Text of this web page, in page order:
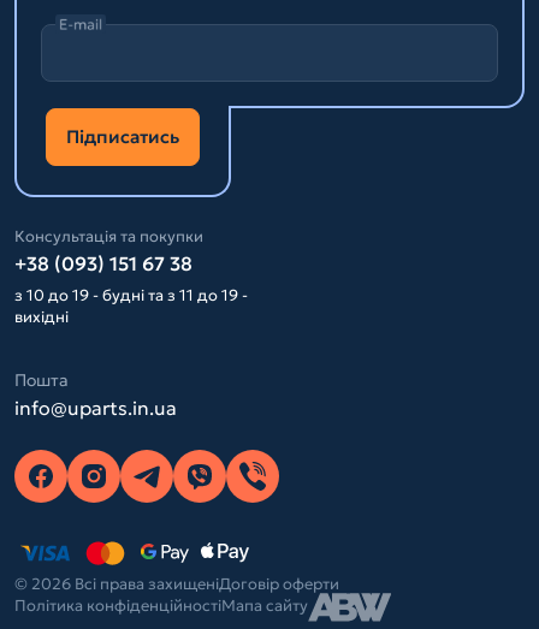
E-mail
Підписатись
Консультація та покупки
+38 (093) 151 67 38
з 10 до 19 - будні та з 11 до 19 -
вихідні
Пошта
info@uparts.in.ua
© 2026 Всі права захищеніДоговір оферти
Політика конфіденційностіМапа сайту